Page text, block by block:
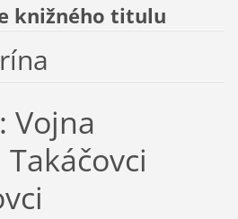
knižného titulu
Vojna